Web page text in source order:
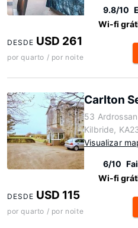
9.8/10
Wi-fi
DESDE USD 261
por quarto / por noite
Carlton
53
Kilbride,
Visualizar
6/10
Wi-fi
DESDE USD 115
por quarto / por noite